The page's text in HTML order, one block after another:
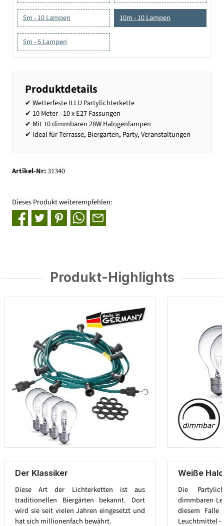
5m - 10 Lampen 10m - 10 Lampen
5m - 5 Lampen
Produktdetails
✔ Wetterfeste ILLU Partylichterkette
✔ 10 Meter - 10 x E27 Fassungen
✔ Mit 10 dimmbaren 28W Halogenlampen
✔ Ideal für Terrasse, Biergarten, Party, Veranstaltungen
Artikel-Nr:31340
Dieses Produkt weiterempfehlen:
Produkt-Highlights
Der Klassiker
Diese Art der Lichterketten ist aus
traditionellen Biergärten bekannt. Dort
wird sie seit vielen Jahren eingesetzt und
hat sich millionenfach bewährt.
Weiße
Die
dimmbaren
diesem Falle
Leuchtmittel -